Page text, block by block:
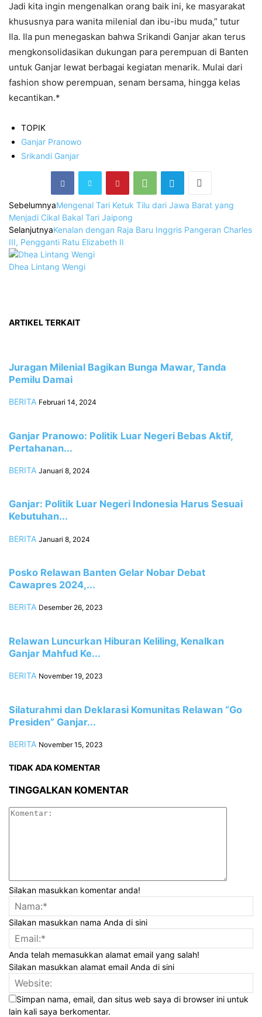
Jadi kita ingin mengenalkan orang baik ini, ke masyarakat
khususnya para wanita milenial dan ibu-ibu muda,” tutur
Ila. Ila pun menegaskan bahwa Srikandi Ganjar akan terus
mengkonsolidasikan dukungan para perempuan di Banten
untuk Ganjar lewat berbagai kegiatan menarik. Mulai dari
fashion show perempuan, senam bersama, hingga kelas
kecantikan.*
TOPIK
Ganjar Pranowo
Srikandi Ganjar
SebelumnyaMengenal Tari Ketuk Tilu dari Jawa Barat yang
Menjadi Cikal Bakal Tari Jaipong
SelanjutnyaKenalan dengan Raja Baru Inggris Pangeran Charles
III, Pengganti Ratu Elizabeth II
Dhea Lintang Wengi
ARTIKEL TERKAIT
Juragan Milenial Bagikan Bunga Mawar, Tanda
Pemilu Damai
BERITA Februari 14, 2024
Ganjar Pranowo: Politik Luar Negeri Bebas Aktif,
Pertahanan...
BERITA Januari 8, 2024
Ganjar: Politik Luar Negeri Indonesia Harus Sesuai
Kebutuhan...
BERITA Januari 8, 2024
Posko Relawan Banten Gelar Nobar Debat
Cawapres 2024,...
BERITA Desember 26, 2023
Relawan Luncurkan Hiburan Keliling, Kenalkan
Ganjar Mahfud Ke...
BERITA November 19, 2023
Silaturahmi dan Deklarasi Komunitas Relawan “Go
Presiden” Ganjar...
BERITA November 15, 2023
TIDAK ADA KOMENTAR
TINGGALKAN KOMENTAR
Silakan masukkan komentar anda!
Silakan masukkan nama Anda di sini
Anda telah memasukkan alamat email yang salah!
Silakan masukkan alamat email Anda di sini
Simpan nama, email, dan situs web saya di browser ini untuk
lain kali saya berkomentar.